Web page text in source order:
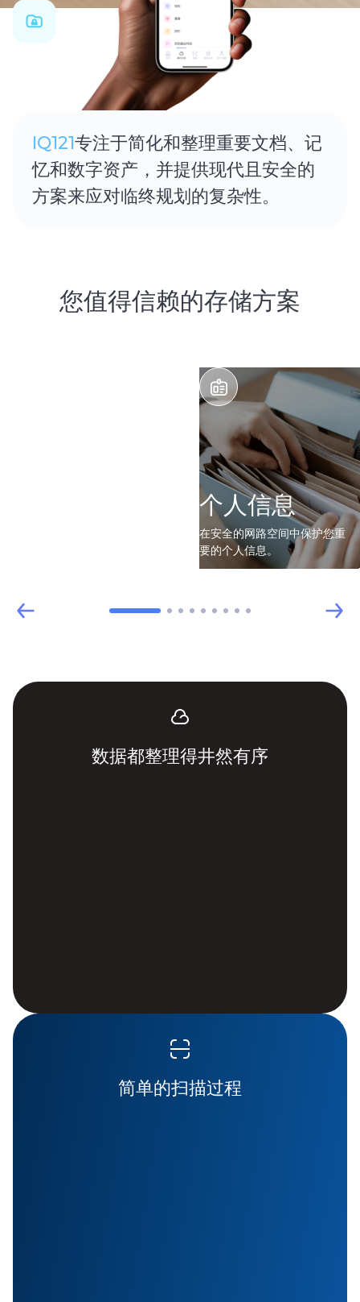
IQ121专注于简化和整理重要文档、记
忆和数字资产，并提供现代且安全的
方案来应对临终规划的复杂性。
您值得信赖的存储方案
个人信息
在安全的网路空间中保护您重
要的个人信息。
数据都整理得井然有序
简单的扫描过程